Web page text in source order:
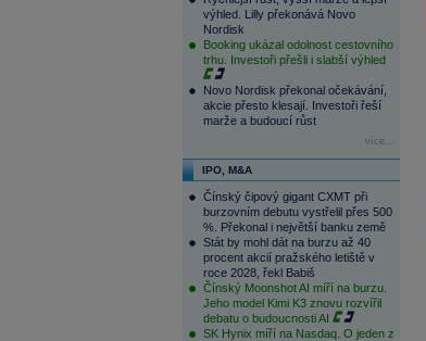
výhled. Lilly překonává Novo
Nordisk
Booking ukázal odolnost cestovního
trhu. Investoři přešli i slabší výhled
Novo Nordisk překonal očekávání,
akcie přesto klesají. Investoři řeší
marže a budoucí růst
více...
IPO, M&A
Čínský čipový gigant CXMT při
burzovním debutu vystřelil přes 500
%. Překonal i největší banku země
Stát by mohl dát na burzu až 40
procent akcií pražského letiště v
roce 2028, řekl Babiš
Čínský Moonshot AI míří na burzu.
Jeho model Kimi K3 znovu rozvířil
debatu o budoucnosti AI
SK Hynix míří na Nasdaq. O jeden z